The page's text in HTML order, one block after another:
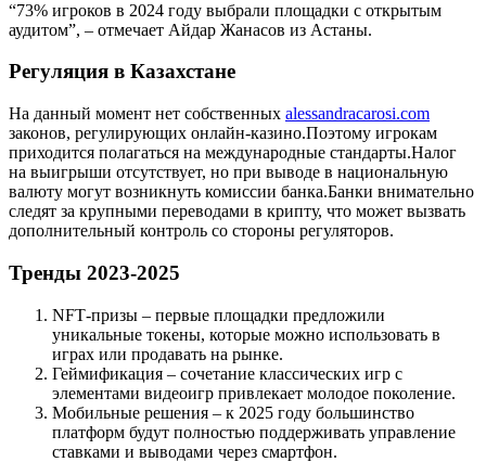
“73% игроков в 2024 году выбрали площадки с открытым
аудитом”, – отмечает Айдар Жанасов из Астаны.
Регуляция в Казахстане
На данный момент нет собственных alessandracarosi.com
законов, регулирующих онлайн‑казино.Поэтому игрокам
приходится полагаться на международные стандарты.Налог
на выигрыши отсутствует, но при выводе в национальную
валюту могут возникнуть комиссии банка.Банки внимательно
следят за крупными переводами в крипту, что может вызвать
дополнительный контроль со стороны регуляторов.
Тренды 2023-2025
NFT‑призы – первые площадки предложили
уникальные токены, которые можно использовать в
играх или продавать на рынке.
Геймификация – сочетание классических игр с
элементами видеоигр привлекает молодое поколение.
Мобильные решения – к 2025 году большинство
платформ будут полностью поддерживать управление
ставками и выводами через смартфон.